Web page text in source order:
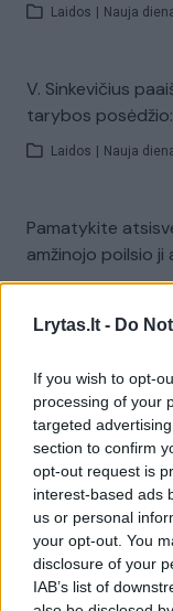
Lrytas.lt - Do
If you wish to opt-
processing of your
targeted
section to confirm
opt-out request is
interest-based ads
us or personal
your opt-out. You
disclosure of your
IAB’s list of
Laidos Nauja
V. Sinkevičius
tarybos
Laidos Nauja
Pamatykite
amžinojo poilsio
Pateikė daugiau
vaikus: jiems